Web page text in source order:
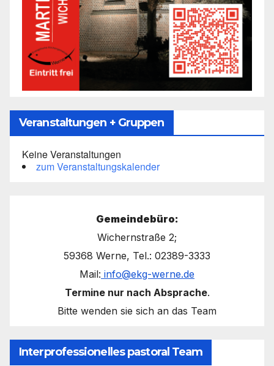
Veranstaltungen + Gruppen
Keine Veranstaltungen
zum Veranstaltungskalender
Gemeindebüro:
Wichernstraße 2;
59368 Werne, Tel.: 02389-3333
Mail: info@ekg-werne.de
Termine nur nach Absprache.
Bitte wenden sie sich an das Team
Interprofessionelles pastoral Team